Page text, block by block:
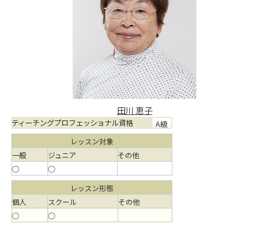
田川 恵子
ティーチングプロフェッショナル資格 A級
レッスン対象
一般
ジュニア
その他
○
○
レッスン形態
個人
スクール
その他
○
○